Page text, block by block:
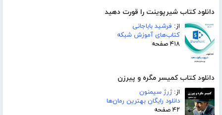
دانلود کتاب شیرپوینت را قورت دهید
از: فرشید باباجانی
کتاب‌های آموزش شبکه
۴۱۸ صفحه
دانلود کتاب کمیسر مگره و پیرزن
از:ژرژ سیمنون
دانلود رایگان بهترین رمان‌ها
۴۲ صفحه